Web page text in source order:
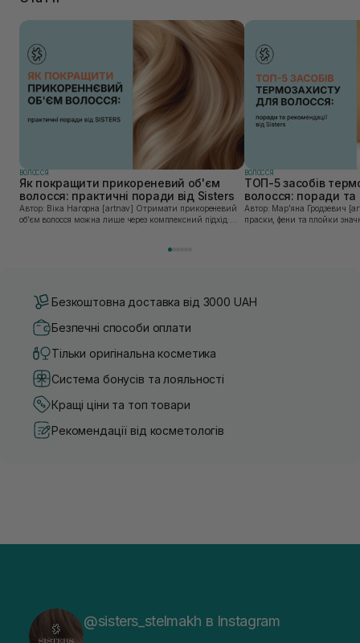
ВОЛОССЯ
Як покращити прикореневий об'єм
волосся: практичні поради від Sisters
Автор: Віка Нагорна [artnav] Отримати прикореневий
об’єм волосся можна лише через комплексний підхід:
ВОЛОССЯ
ТОП-5 засобів
волосся: поради та
Sisters
Автор: Марʼяна Гродзевич [artnav] Сучасні
праски, фени та плойки
Безкоштовна доставка від 3000 UAH
Безпечні способи оплати
Тільки оригінальна косметика
Система бонусів та лояльності
Кращі ціни та топ товари
Рекомендації від косметологів
@sisters_stelmakh в Instagram